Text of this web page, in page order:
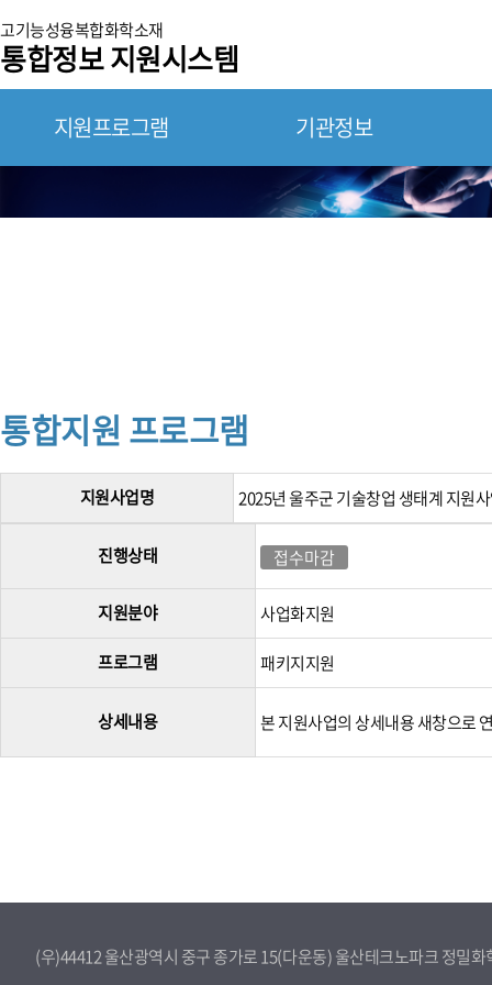
고기능성융복합화학소재
통합정보 지원시스템
지원프로그램 기관정보
통합지원 프로그램
지원사업명 2025년 울주군 기술창업 생태계 지원
진행상태 접수마감
지원분야
사업화지원
프로그램
패키지지원
상세내용 본 지원사업의 상세내용 새창으
(우)44412 울산광역시 중구 종가로 15(다운동) 울산테크노파크 정밀